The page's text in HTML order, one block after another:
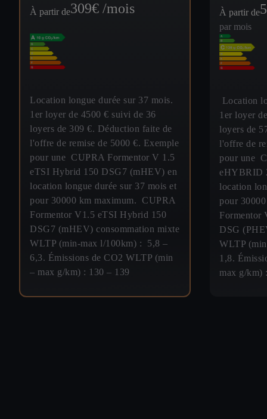
À partir de309€ /mois
Location longue durée sur 37 mois.
1er loyer de 4500 € suivi de 36
loyers de 309 €. Déduction faite de
l'offre de remise de 5000 €. Exemple
pour une CUPRA Formentor V 1.5
eTSI Hybrid 150 DSG7 (mHEV) en
location longue durée sur 37 mois et
pour 30000 km maximum. CUPRA
Formentor V1.5 eTSI Hybrid 150
DSG7 (mHEV) consommation mixte
WLTP (min-max l/100km) : 5,8 –
6,3. Émissions de CO2 WLTP (min
– max g/km) : 130 – 139
À partir de
par mois
Location
1er loyer
loyers de
l'offre de
pour une
eHYBRID
location
pour
Formentor
DSG
WLTP
1,8.
max g/km)